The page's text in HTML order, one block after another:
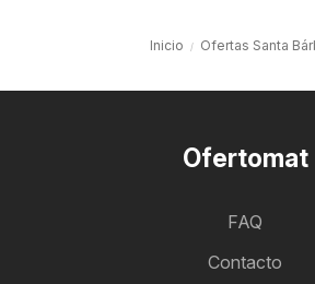
Inicio Ofertas Santa
Ofertomat
FAQ
Contacto